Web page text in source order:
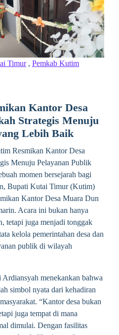
Timur, Pemkab Kutim
Kantor Desa
Strategis Menuju
Lebih Baik
Resmikan Kantor Desa
Menuju Pelayanan Publik
momen bersejarah bagi
Bupati Kutai Timur (Kutim)
Kantor Desa Muara Dun
Acara ini bukan hanya
tetapi juga menjadi tonggak
kelola pemerintahan desa dan
publik di wilayah
menekankan bahwa
simbol nyata dari kehadiran
“Kantor desa bukan
juga tempat di mana
dimulai. Dengan fasilitas